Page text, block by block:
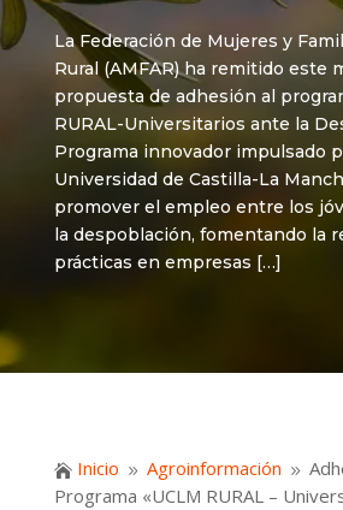
La Federación de Mujeres y
Rural (AMFAR) ha remitido este
propuesta de adhesión al
RURAL-Universitarios ante la
Programa innovador impulsado
Universidad de Castilla-La
promover el empleo entre los
la despoblación, fomentando la
prácticas en empresas […]
 Inicio 9 Agroinformación 9
Programa «UCLM RURAL –